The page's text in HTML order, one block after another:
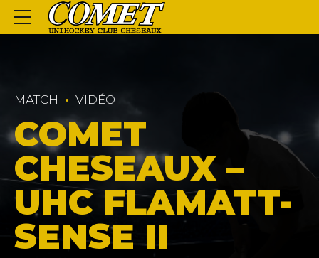
MATCH VIDÉO
COMET
CHESEAUX –
UHC FLAMATT-
SENSE II